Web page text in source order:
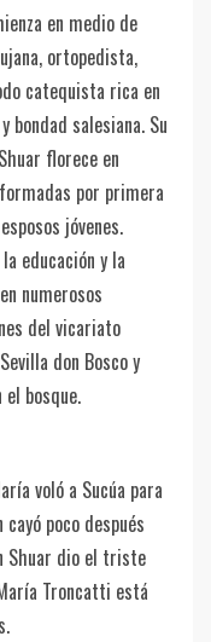
en medio de
ortopedista,
catequista rica en
bondad salesiana. Su
florece en
por primera
jóvenes.
educación y la
numerosos
del vicariato
don Bosco y
bosque.
voló a Sucúa para
poco después
Shuar dio el triste
Troncatti está